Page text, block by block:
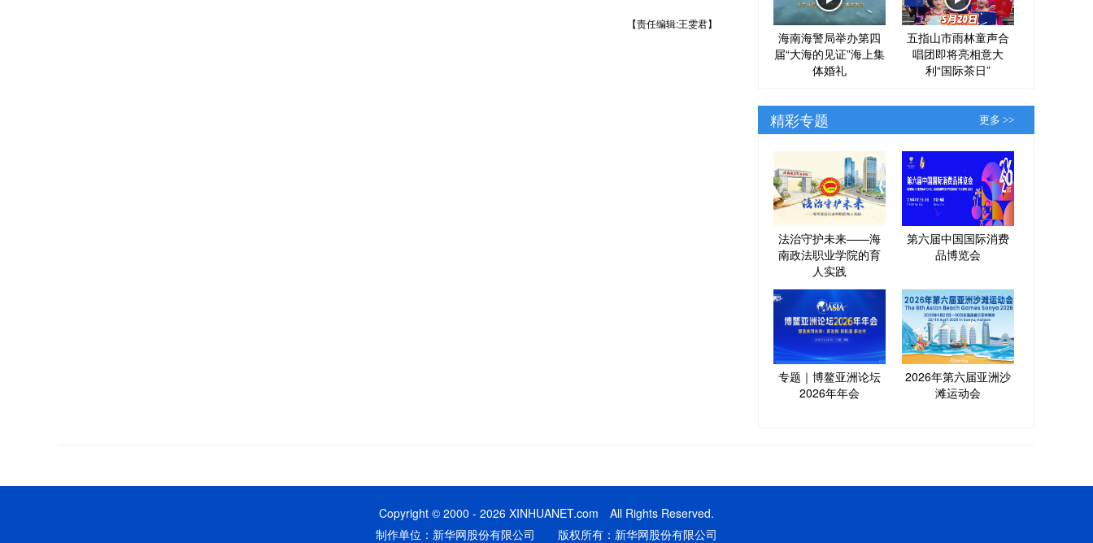
【责任编辑:王雯君】
海南海警局举办第四
届“大海的见证”海上集
体婚礼
五指山市雨林童声合
唱团即将亮相意大
利“国际茶日”
精彩专题 更多 >>
法治守护未来——海
南政法职业学院的育
人实践
第六届中国国际消费
品博览会
专题｜博鳌亚洲论坛
2026年年会
2026年第六届亚洲沙
滩运动会
Copyright © 2000 - 2026 XINHUANET.com All Rights Reserved.
制作单位：新华网股份有限公司 版权所有：新华网股份有限公司